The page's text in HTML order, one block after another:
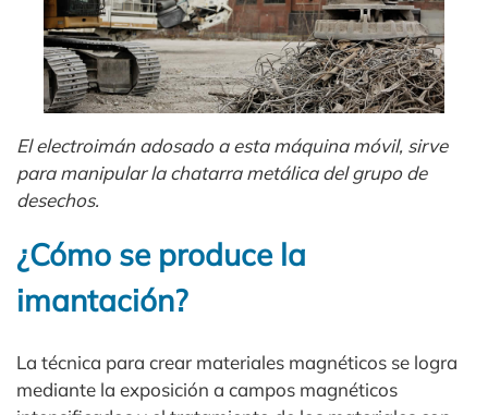
El electroimán adosado a esta máquina móvil, sirve
para manipular la chatarra metálica del grupo de
desechos.
¿Cómo se produce la
imantación?
La técnica para crear materiales magnéticos se logra
mediante la exposición a campos magnéticos